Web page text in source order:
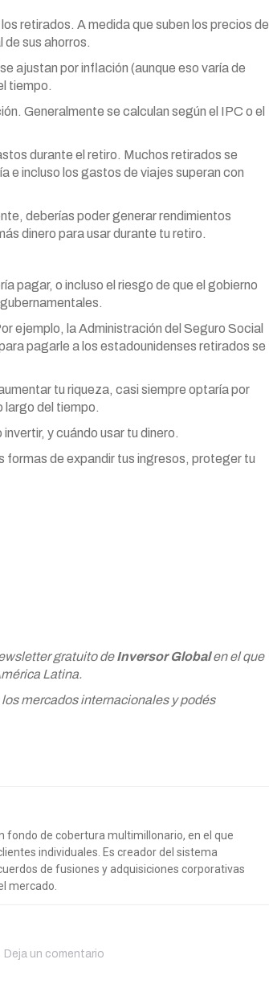
retirados. A medida que suben los precios de
de sus ahorros.
ajustan por inflación (aunque eso varía de
tiempo.
Generalmente se calculan según el IPC o el
durante el retiro. Muchos retirados se
e incluso los gastos de viajes superan con
deberías poder generar rendimientos
dinero para usar durante tu retiro.
pagar, o incluso el riesgo de que el gobierno
ejemplo, la Administración del Seguro Social
pagarle a los estadounidenses retirados se
tu riqueza, casi siempre optaría por
largo del tiempo.
y cuándo usar tu dinero.
formas de expandir tus ingresos, proteger tu
gratuito deInversor Globalen el que
Latina.
mercados internacionales y podés
fondo de cobertura multimillonario, en el que
individuales. Es creador del sistema
de fusiones y adquisiciones corporativas
mercado.
Deja un comentario